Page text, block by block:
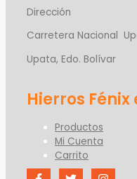
Dirección
Carretera Nacional
Upata, Edo. Bolívar
Productos
Mi Cuenta
Carrito